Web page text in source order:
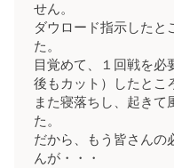
せん。
ダウロード指示したと
た。
目覚めて、１回戦を必
後もカット）したとこ
また寝落ちし、起きて
た。
だから、もう皆さんの
んが・・・